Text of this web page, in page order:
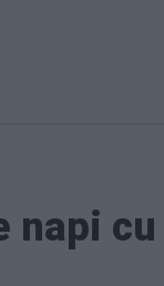
napi